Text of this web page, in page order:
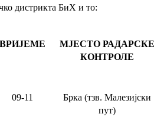
дистрикта БиХ и то:
ВРИЈЕМЕ
МЈЕСТО РАДАРСКЕ
КОНТРОЛЕ
09-11
Брка (тзв. Малезијски
пут)